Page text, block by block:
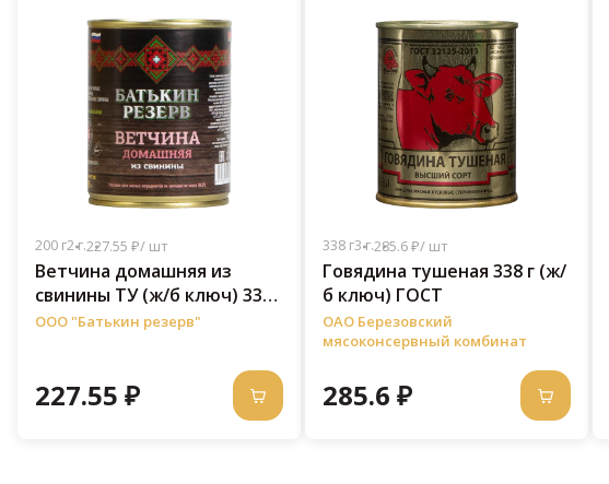
200 г2 г.227.55 ₽/ шт
Ветчина домашняя из
свинины ТУ (ж/б ключ) 338
г
ООО "Батькин резерв"
227.55 ₽
338 г3 г.285.6 ₽/ шт
Говядина тушеная 338 г (ж/
б ключ) ГОСТ
ОАО Березовский
мясоконсервный комбинат
285.6 ₽